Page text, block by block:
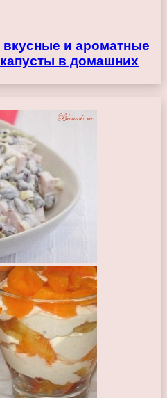
вкусные и ароматные
в домашних